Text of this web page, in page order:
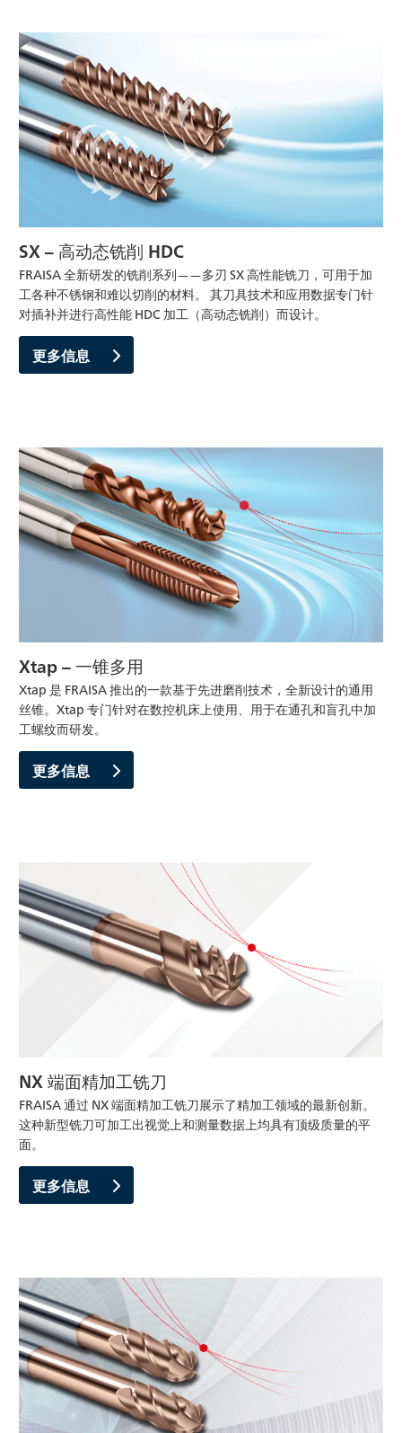
SX – 高动态铣削 HDC
FRAISA 全新研发的铣削系列——多刃 SX 高性能铣刀，可用于加
工各种不锈钢和难以切削的材料。 其刀具技术和应用数据专门针
对插补并进行高性能 HDC 加工（高动态铣削）而设计。
更多信息
Xtap – 一锥多用
Xtap 是 FRAISA 推出的一款基于先进磨削技术，全新设计的通用
丝锥。Xtap 专门针对在数控机床上使用、用于在通孔和盲孔中加
工螺纹而研发。
更多信息
NX 端面精加工铣刀
FRAISA 通过 NX 端面精加工铣刀展示了精加工领域的最新创新。
这种新型铣刀可加工出视觉上和测量数据上均具有顶级质量的平
面。
更多信息